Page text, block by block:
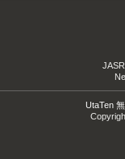
UtaTen